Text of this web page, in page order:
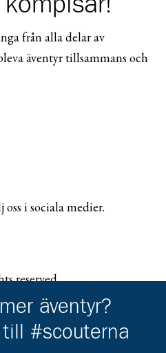
från alla delar av
äventyr tillsammans och
oss i sociala medier.
reserved.
äventyr?
#scouterna